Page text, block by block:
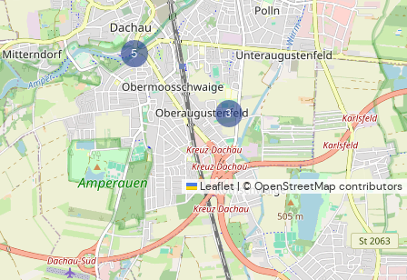
5
3
Leaflet |©OpenStreetMap contributors
Tutto su Dachau
Filtrare la ricerca: